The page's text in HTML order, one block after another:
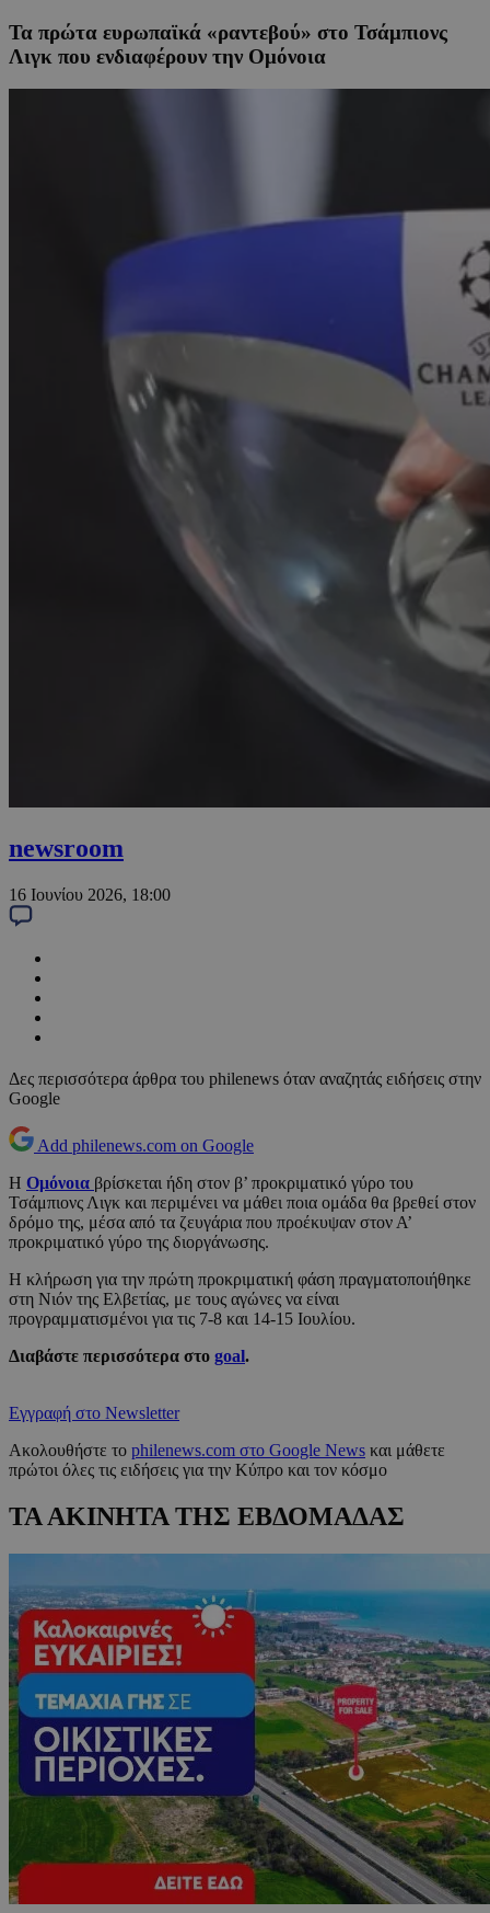
Τα πρώτα ευρωπαϊκά «ραντεβού» στο Τσάμπιονς
Λιγκ που ενδιαφέρουν την Ομόνοια
newsroom
16 Ιουνίου 2026, 18:00
Δες περισσότερα άρθρα του philenews όταν αναζητάς ειδήσεις στην
Google
Add philenews.com on Google
Η Ομόνοια βρίσκεται ήδη στον β’ προκριματικό γύρο του
Τσάμπιονς Λιγκ και περιμένει να μάθει ποια ομάδα θα βρεθεί στον
δρόμο της, μέσα από τα ζευγάρια που προέκυψαν στον Α’
προκριματικό γύρο της διοργάνωσης.
Η κλήρωση για την πρώτη προκριματική φάση πραγματοποιήθηκε
στη Νιόν της Ελβετίας, με τους αγώνες να είναι
προγραμματισμένοι για τις 7-8 και 14-15 Ιουλίου.
Διαβάστε περισσότερα στο goal.
Εγγραφή στο Newsletter
Ακολουθήστε το philenews.com στο Google News και μάθετε
πρώτοι όλες τις ειδήσεις για την Κύπρο και τον κόσμο
ΤΑ ΑΚΙΝΗΤΑ ΤΗΣ ΕΒΔΟΜΑΔΑΣ